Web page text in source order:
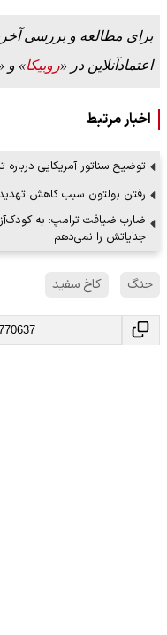
برای مطالعه و بررسی
اعتمادآنلاین در «روبیکا» و
اخبار مرتبط
توضیح سناتور آمریکایی
رفتن بولتون سبب کاهش
ضارب ضیافت ترامپ: به
جنایاتش را نمی‌دهم
جنگ کاخ سفید